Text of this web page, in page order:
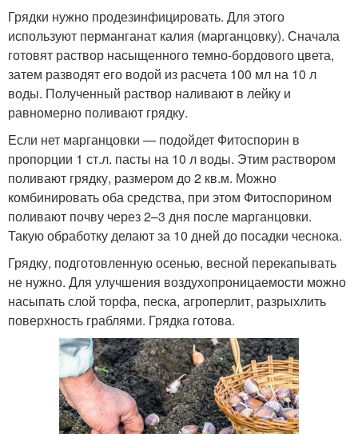
Грядки нужно продезинфицировать. Для этого
используют перманганат калия (марганцовку). Сначала
готовят раствор насыщенного темно-бордового цвета,
затем разводят его водой из расчета 100 мл на 10 л
воды. Полученный раствор наливают в лейку и
равномерно поливают грядку.
Если нет марганцовки — подойдет Фитоспорин в
пропорции 1 ст.л. пасты на 10 л воды. Этим раствором
поливают грядку, размером до 2 кв.м. Можно
комбинировать оба средства, при этом Фитоспорином
поливают почву через 2–3 дня после марганцовки.
Такую обработку делают за 10 дней до посадки чеснока.
Грядку, подготовленную осенью, весной перекапывать
не нужно. Для улучшения воздухопроницаемости можно
насыпать слой торфа, песка, агроперлит, разрыхлить
поверхность граблями. Грядка готова.